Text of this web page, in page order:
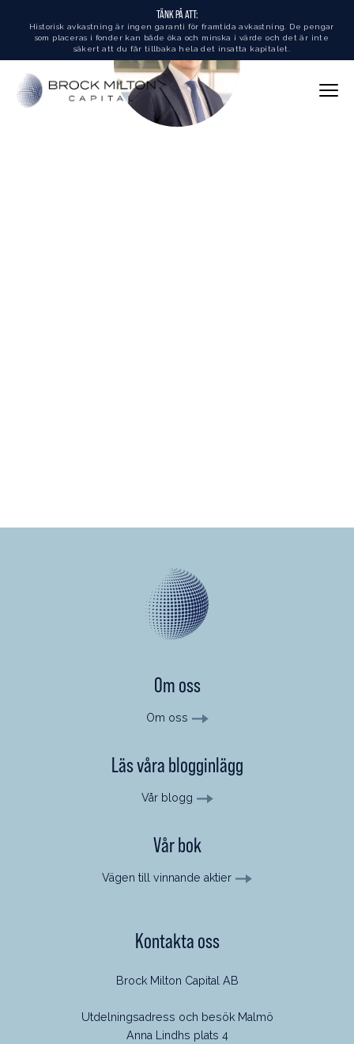
TÄNK PÅ ATT:
Historisk avkastning är ingen garanti för framtida avkastning. De pengar
som placeras i fonder kan både öka och minska i värde och det är inte
säkert att du får tillbaka hela det insatta kapitalet.
Om oss
Om oss
Läs våra blogginlägg
Vår blogg
Vår bok
Vägen till vinnande aktier
Kontakta oss
Brock Milton Capital AB
Utdelningsadress och besök Malmö
Anna Lindhs plats 4